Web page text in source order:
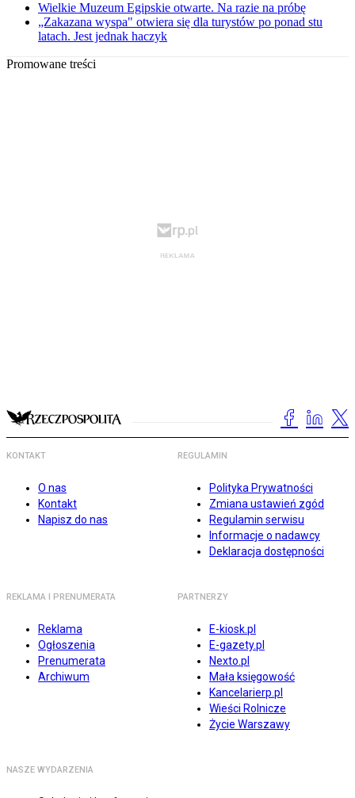
Wielkie Muzeum Egipskie otwarte. Na razie na próbę
„Zakazana wyspa" otwiera się dla turystów po ponad stu
latach. Jest jednak haczyk
Promowane treści
KONTAKT
O nas
Kontakt
Napisz do nas
REGULAMIN
Polityka Prywatności
Zmiana ustawień zgód
Regulamin serwisu
Informacje o nadawcy
Deklaracja dostępności
REKLAMA I PRENUMERATA
Reklama
Ogłoszenia
Prenumerata
Archiwum
PARTNERZY
E-kiosk.pl
E-gazety.pl
Nexto.pl
Mała księgowość
Kancelarierp.pl
Wieści Rolnicze
Życie Warszawy
NASZE WYDARZENIA